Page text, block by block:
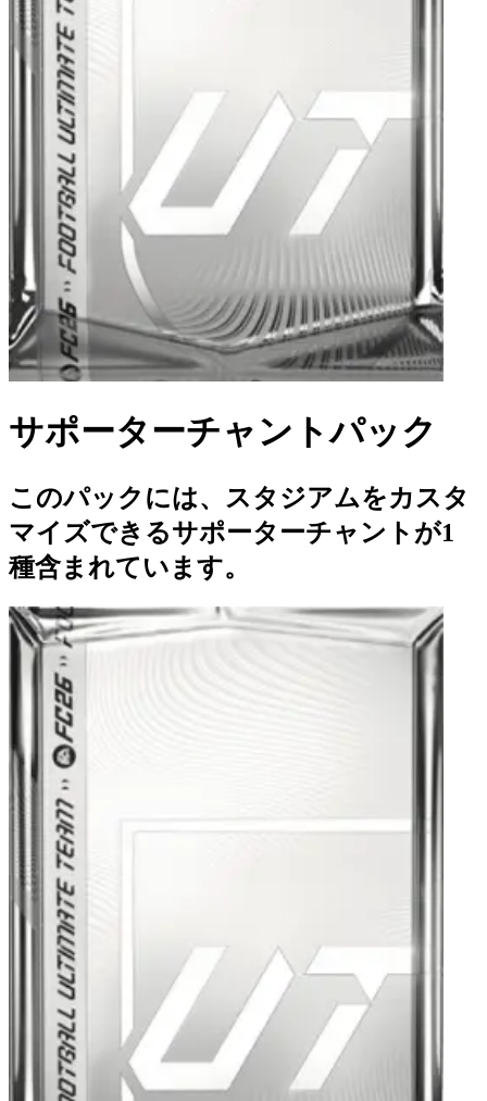
サポーターチャントパック
このパックには、スタジアムをカスタ
マイズできるサポーターチャントが1
種含まれています。